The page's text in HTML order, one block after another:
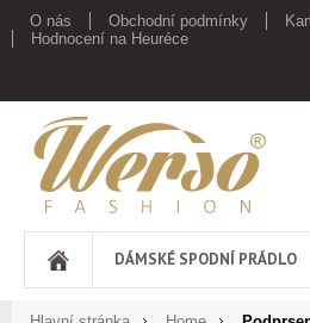
O nás Obchodní podmínky
Hodnocení na Heuréce
Werso
DÁMSKÉ SPODNÍ PRÁDLO